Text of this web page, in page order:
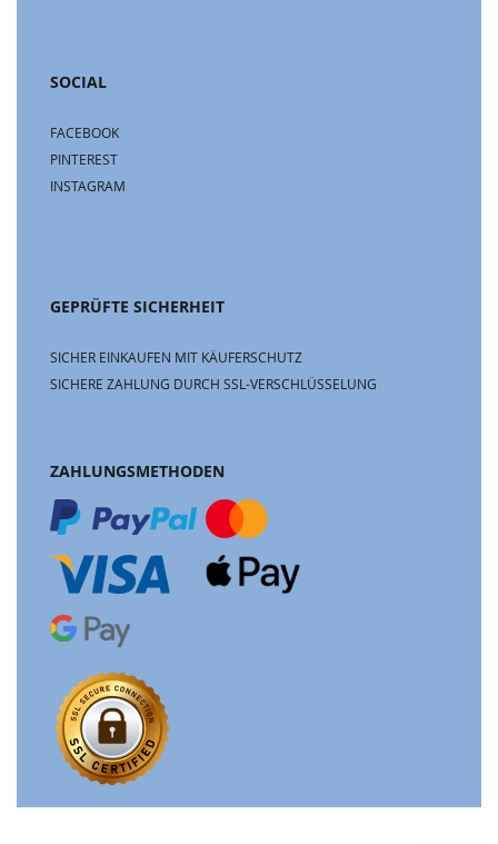
SOCIAL
FACEBOOK
PINTEREST
INSTAGRAM
GEPRÜFTE SICHERHEIT
SICHER EINKAUFEN MIT KÄUFERSCHUTZ
SICHERE ZAHLUNG DURCH SSL-VERSCHLÜSSELUNG
ZAHLUNGSMETHODEN